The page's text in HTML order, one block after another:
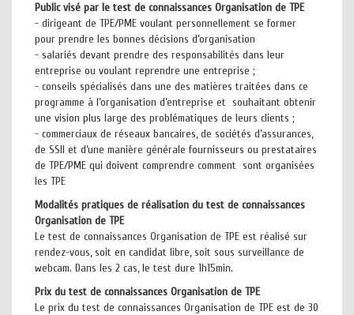
Public visé par le test de connaissances Organisation de TPE
- dirigeant de TPE/PME voulant personnellement se former
pour prendre les bonnes décisions d’organisation
- salariés devant prendre des responsabilités dans leur
entreprise ou voulant reprendre une entreprise ;
- conseils spécialisés dans une des matières traitées dans ce
programme à l’organisation d’entreprise et souhaitant obtenir
une vision plus large des problématiques de leurs clients ;
- commerciaux de réseaux bancaires, de sociétés d’assurances,
de SSII et d’une manière générale fournisseurs ou prestataires
de TPE/PME qui doivent comprendre comment sont organisées
les TPE
Modalités pratiques de réalisation du test de connaissances
Organisation de TPE
Le test de connaissances Organisation de TPE est réalisé sur
rendez-vous, soit en candidat libre, soit sous surveillance de
webcam. Dans les 2 cas, le test dure 1h15min.
Prix du test de connaissances Organisation de TPE
Le prix du test de connaissances Organisation de TPE est de 30